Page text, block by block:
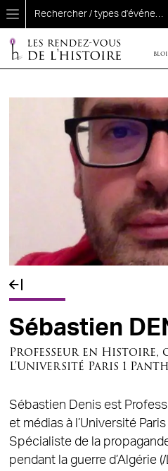
Aller au contenu principal
Fil d'Ariane
Sébastien
Professeur en Histoire,
L'Université Paris 1
Sébastien Denis est
et médias à l’Université
Spécialiste de la
pendant la guerre d’Algérie